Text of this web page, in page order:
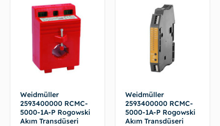
Weidmüller
2593400000 RCMC-
5000-1A-P Rogowski
Akım Transdüseri
Weidmüller
2593400000 RCMC-
5000-1A-P Rogowski
Akım Transdüseri